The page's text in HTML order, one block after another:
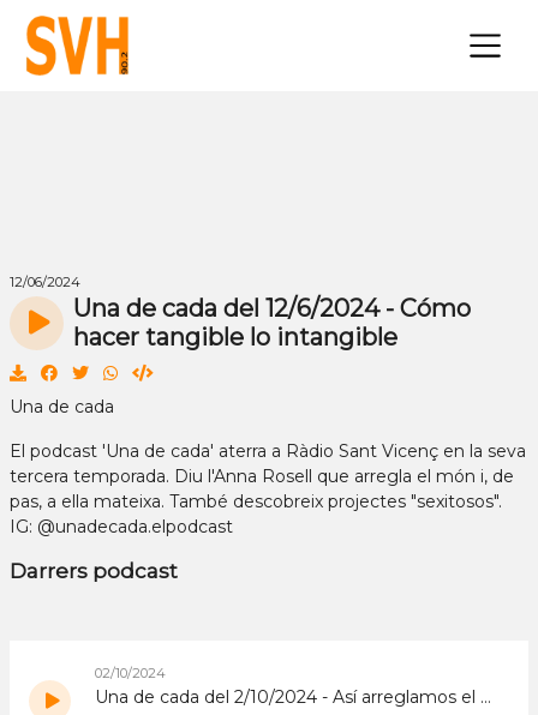
×
12/06/2024
Una de cada del 12/6/2024 - Cómo
hacer tangible lo intangible
Una de cada
El podcast 'Una de cada' aterra a Ràdio Sant Vicenç en la seva
tercera temporada. Diu l'Anna Rosell que arregla el món i, de
pas, a ella mateixa. També descobreix projectes "sexitosos".
IG: @unadecada.elpodcast
Darrers podcast
02/10/2024
Una de cada del 2/10/2024 - Así arreglamos el mundo